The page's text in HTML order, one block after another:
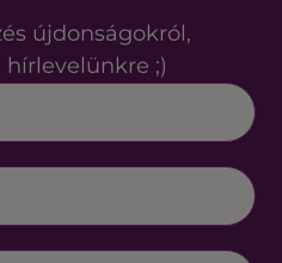
újdonságokról,
;)